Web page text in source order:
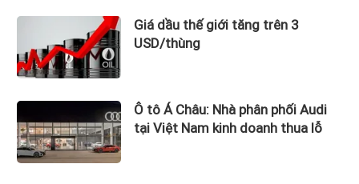
Giá dầu thế giới tăng trên 3
USD/thùng
Ô tô Á Châu: Nhà phân phối Audi
tại Việt Nam kinh doanh thua lỗ